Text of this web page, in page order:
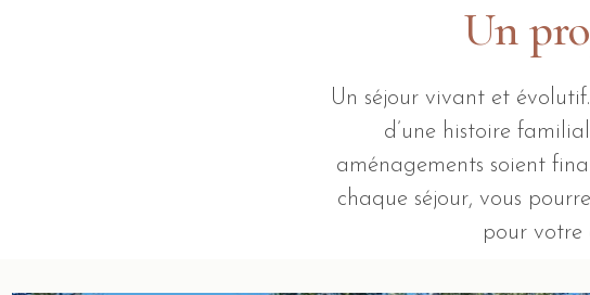
Un
Un séjour vivant et
d’une histoire
aménagements soient
chaque séjour, vous
pour votre